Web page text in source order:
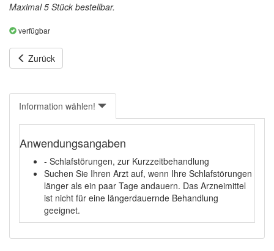
Maximal 5 Stück bestellbar.
verfügbar
Zurück
Information wählen!
Anwendungsangaben
- Schlafstörungen, zur Kurzzeitbehandlung
Suchen Sie Ihren Arzt auf, wenn Ihre Schlafstörungen
länger als ein paar Tage andauern. Das Arzneimittel
ist nicht für eine längerdauernde Behandlung
geeignet.